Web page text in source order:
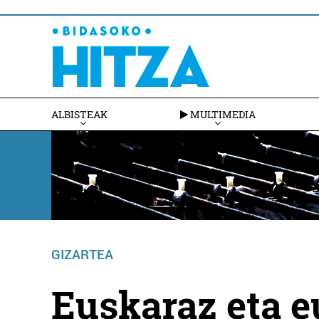
ALBISTEAK MULTIMEDIA
GIZARTEA
Euskaraz eta